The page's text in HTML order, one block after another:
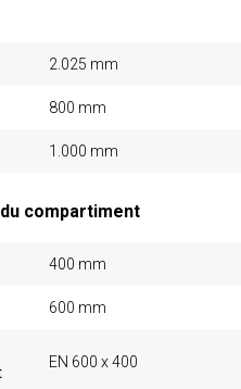
2.025 mm
800 mm
1.000 mm
compartiment
400 mm
600 mm
EN 600 x 400